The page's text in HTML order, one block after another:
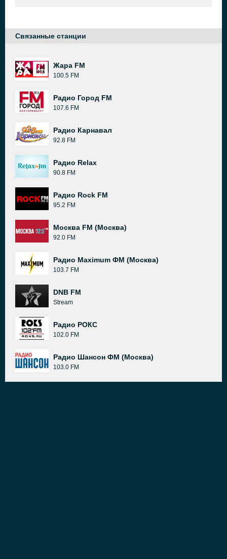
Связанные станции
Жара FM
100.5 FM
Радио Город FM
107.6 FM
Радио Карнавал
92.8 FM
Радио Relax
90.8 FM
Радио Rock FM
95.2 FM
Москва FM (Москва)
92.0 FM
Радио Maximum ФМ (Москва)
103.7 FM
DNB FM
Stream
Радио РОКС
102.0 FM
Радио Шансон ФМ (Москва)
103.0 FM